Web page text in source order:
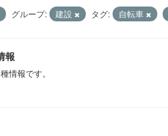
グループ: 建設 タグ: 自転車
報
情報です。